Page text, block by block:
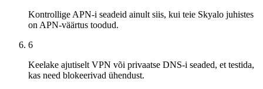
Kontrollige APN-i seadeid ainult siis, kui teie Skyalo juhistes
on APN-väärtus toodud.
6
Keelake ajutiselt VPN või privaatse DNS-i seaded, et testida,
kas need blokeerivad ühendust.